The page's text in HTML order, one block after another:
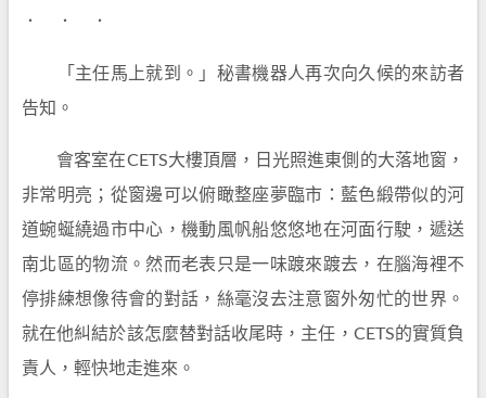
． ． ．
「主任馬上就到。」秘書機器人再次向久候的來訪者
告知。
會客室在CETS大樓頂層，日光照進東側的大落地窗，
非常明亮；從窗邊可以俯瞰整座夢臨市：藍色緞帶似的河
道蜿蜒繞過市中心，機動風帆船悠悠地在河面行駛，遞送
南北區的物流。然而老表只是一味踱來踱去，在腦海裡不
停排練想像待會的對話，絲毫沒去注意窗外匆忙的世界。
就在他糾結於該怎麼替對話收尾時，主任，CETS的實質負
責人，輕快地走進來。